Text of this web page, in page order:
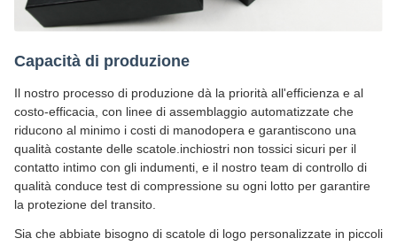
Capacità di produzione
Il nostro processo di produzione dà la priorità all'efficienza e al
costo-efficacia, con linee di assemblaggio automatizzate che
riducono al minimo i costi di manodopera e garantiscono una
qualità costante delle scatole.inchiostri non tossici sicuri per il
contatto intimo con gli indumenti, e il nostro team di controllo di
qualità conduce test di compressione su ogni lotto per garantire
la protezione del transito.
Sia che abbiate bisogno di scatole di logo personalizzate in piccoli